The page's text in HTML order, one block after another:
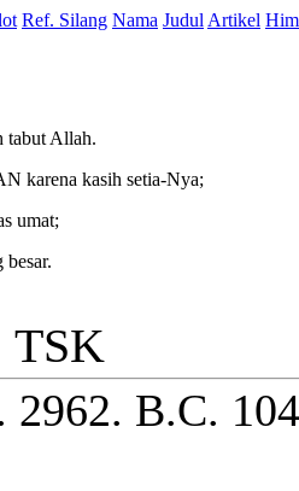
Ref. Silang Nama Judul Artikel
tabut Allah.
karena kasih setia-Nya;
umat;
besar.
TSK
B.C.